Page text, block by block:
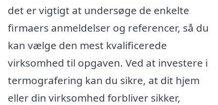
det er vigtigt at undersøge de enkelte
firmaers anmeldelser og referencer, så du
kan vælge den mest kvalificerede
virksomhed til opgaven. Ved at investere i
termografering kan du sikre, at dit hjem
eller din virksomhed forbliver sikker,